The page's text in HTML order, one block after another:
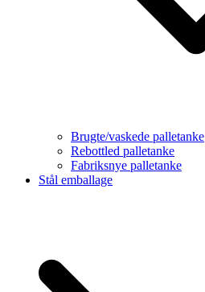
Brugte/vaskede palletanke
Rebottled palletanke
Fabriksnye palletanke
Stål emballage